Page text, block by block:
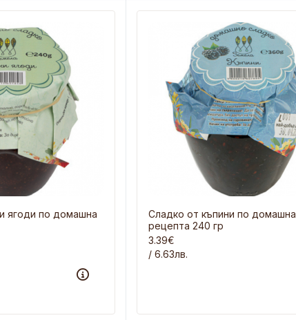
ягоди по домашна
Сладко от къпини по домашна
рецепта 240 гр
3.39€
/ 6.63лв.